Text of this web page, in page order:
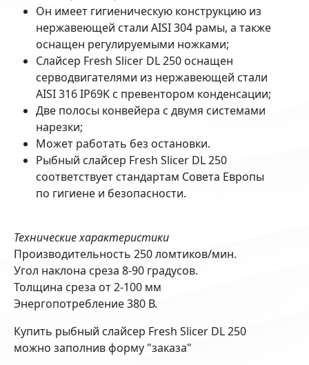
Он имеет гигиеническую конструкцию из
нержавеющей стали AISI 304 рамы, а также
оснащен регулируемыми ножками;
Слайсер Fresh Slicer DL 250 оснащен
серводвигателями из нержавеющей стали
AISI 316 IP69K с превентором конденсации;
Две полосы конвейера с двумя системами
нарезки;
Может работать без остановки.
Рыбный слайсер Fresh Slicer DL 250
соответствует стандартам Совета Европы
по гигиене и безопасности.
Технические характеристики
Производительность 250 ломтиков/мин.
Угол наклона среза 8-90 градусов.
Толщина среза от 2-100 мм
Энергопотребление 380 В.
Купить рыбный слайсер Fresh Slicer DL 250
можно заполнив форму "заказа"